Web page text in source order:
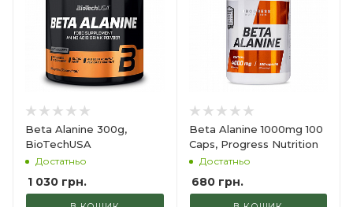
Beta Alanine 300g,
BioTechUSA
Достатньо
1 030 грн.
Beta Alanine 1000mg 100
Caps, Progress Nutrition
Достатньо
680грн.